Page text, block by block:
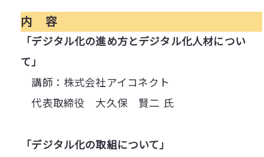
内 容
「デジタル化の進め方とデジタル化人材につい
て」
講師：株式会社アイコネクト
代表取締役 大久保 賢二 氏
「デジタル化の取組について」